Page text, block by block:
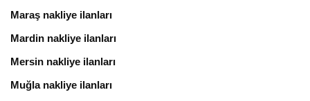
Maraş nakliye ilanları
Mardin nakliye ilanları
Mersin nakliye ilanları
Muğla nakliye ilanları